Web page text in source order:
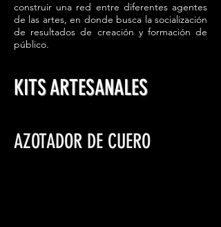
construir una red entre diferentes agentes
de las artes, en donde busca la socialización
de resultados de creación y formación de
público.
KITS ARTESANALES
AZOTADOR DE CUERO